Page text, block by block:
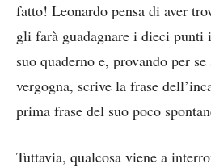
fatto! Leonardo pensa di aver
gli farà guadagnare i dieci punti
suo quaderno e, provando per se
vergogna, scrive la frase
prima frase del suo poco
Tuttavia, qualcosa viene a